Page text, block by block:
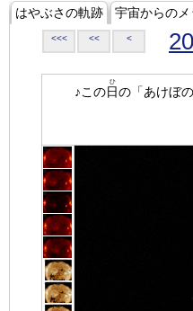
はやぶさの軌跡 宇宙からのメ
<<< << <
♪この日
ひ
の「あけぼの